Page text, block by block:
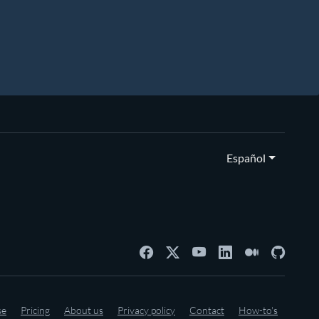
Español
Pricing About us Privacy policy Contact How-to's